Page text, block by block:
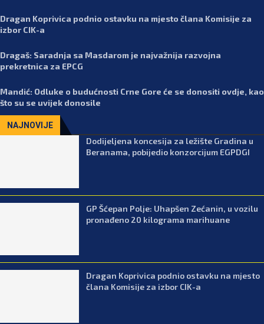
Dragan Koprivica podnio ostavku na mjesto člana Komisije za
izbor CIK-a
Dragaš: Saradnja sa Masdarom je najvažnija razvojna
prekretnica za EPCG
Mandić: Odluke o budućnosti Crne Gore će se donositi ovdje, kao
što su se uvijek donosile
NAJNOVIJE
Dodijeljena koncesija za ležište Gradina u
Beranama, pobijedio konzorcijum EGPDGI
GP Šćepan Polje: Uhapšen Zećanin, u vozilu
pronađeno 20 kilograma marihuane
Dragan Koprivica podnio ostavku na mjesto
člana Komisije za izbor CIK-a